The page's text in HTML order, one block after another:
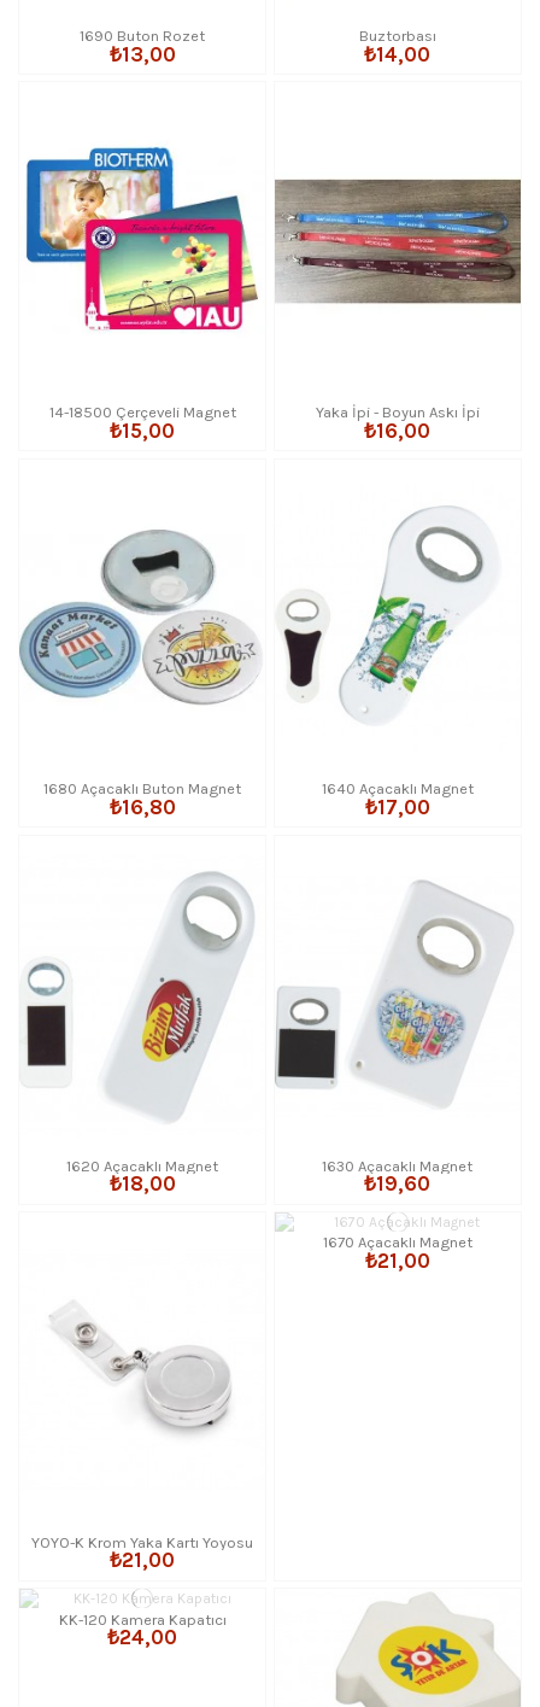
1690 Buton Rozet
₺13,00
Buztorbası
₺14,00
14-18500 Çerçeveli Magnet
₺15,00
Yaka İpi - Boyun Askı İpi
₺16,00
1680 Açacaklı Buton Magnet
₺16,80
1640 Açacaklı Magnet
₺17,00
1620 Açacaklı Magnet
₺18,00
1630 Açacaklı Magnet
₺19,60
YOYO-K Krom Yaka Kartı Yoyosu
₺21,00
1670 Açacaklı Magnet
₺21,00
KK-120 Kamera Kapatıcı
₺24,00